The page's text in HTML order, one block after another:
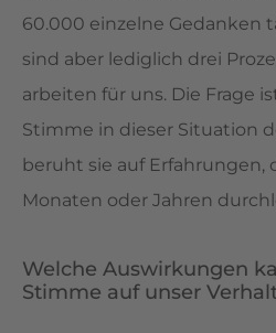
60.000 einzelne Gedanken
sind aber lediglich drei
arbeiten für uns. Die Frage
Stimme in dieser Situation
beruht sie auf Erfahrungen,
Monaten oder Jahren
Welche Auswirkungen
Stimme auf unser